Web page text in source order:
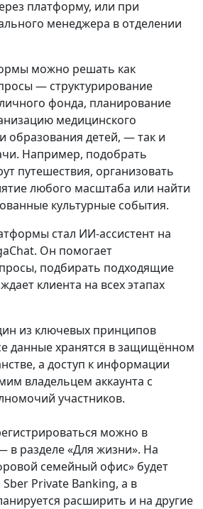
платформу, или при
менеджера в отделении
можно решать как
— структурирование
фонда, планирование
медицинского
образования детей, — так и
Например, подобрать
путешествия, организовать
любого масштаба или найти
культурные события.
стал ИИ-ассистент на
Он помогает
подбирать подходящие
клиента на всех этапах
из ключевых принципов
данные хранятся в защищённом
а доступ к информации
владельцем аккаунта с
участников.
можно в
в разделе «Для жизни». На
семейный офис» будет
Private Banking, а в
расширить и на другие